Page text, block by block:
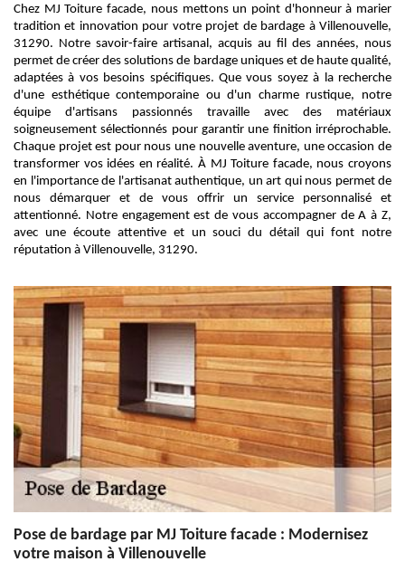
Chez MJ Toiture facade, nous mettons un point d'honneur à marier
tradition et innovation pour votre projet de bardage à Villenouvelle,
31290. Notre savoir-faire artisanal, acquis au fil des années, nous
permet de créer des solutions de bardage uniques et de haute qualité,
adaptées à vos besoins spécifiques. Que vous soyez à la recherche
d'une esthétique contemporaine ou d'un charme rustique, notre
équipe d'artisans passionnés travaille avec des matériaux
soigneusement sélectionnés pour garantir une finition irréprochable.
Chaque projet est pour nous une nouvelle aventure, une occasion de
transformer vos idées en réalité. À MJ Toiture facade, nous croyons
en l'importance de l'artisanat authentique, un art qui nous permet de
nous démarquer et de vous offrir un service personnalisé et
attentionné. Notre engagement est de vous accompagner de A à Z,
avec une écoute attentive et un souci du détail qui font notre
réputation à Villenouvelle, 31290.
Pose de bardage par MJ Toiture facade : Modernisez
votre maison à Villenouvelle